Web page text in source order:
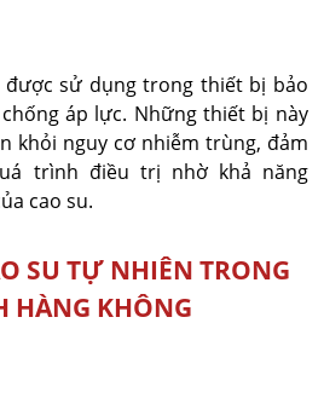
được sử dụng trong thiết bị bảo
áp lực. Những thiết bị này
khỏi nguy cơ nhiễm trùng, đảm
trình điều trị nhờ khả năng
cao su.
SU TỰ NHIÊN TRONG
HÀNG KHÔNG